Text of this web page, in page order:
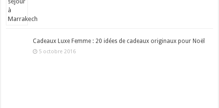
Cadeaux Luxe Femme : 20 idées de cadeaux originaux pour Noël
5 octobre 2016